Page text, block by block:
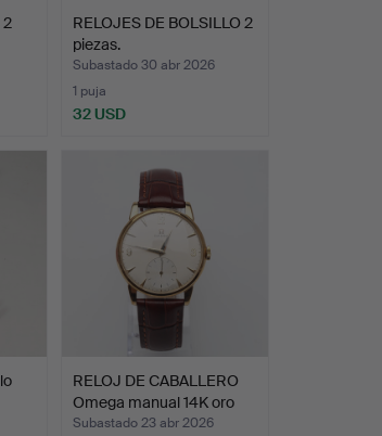
2
RELOJES DE BOLSILLO 2
piezas.
Subastado 30 abr 2026
1 puja
32 USD
RELOJ DE CABALLERO
Omega manual 14K oro
co…
Subastado 23 abr 2026